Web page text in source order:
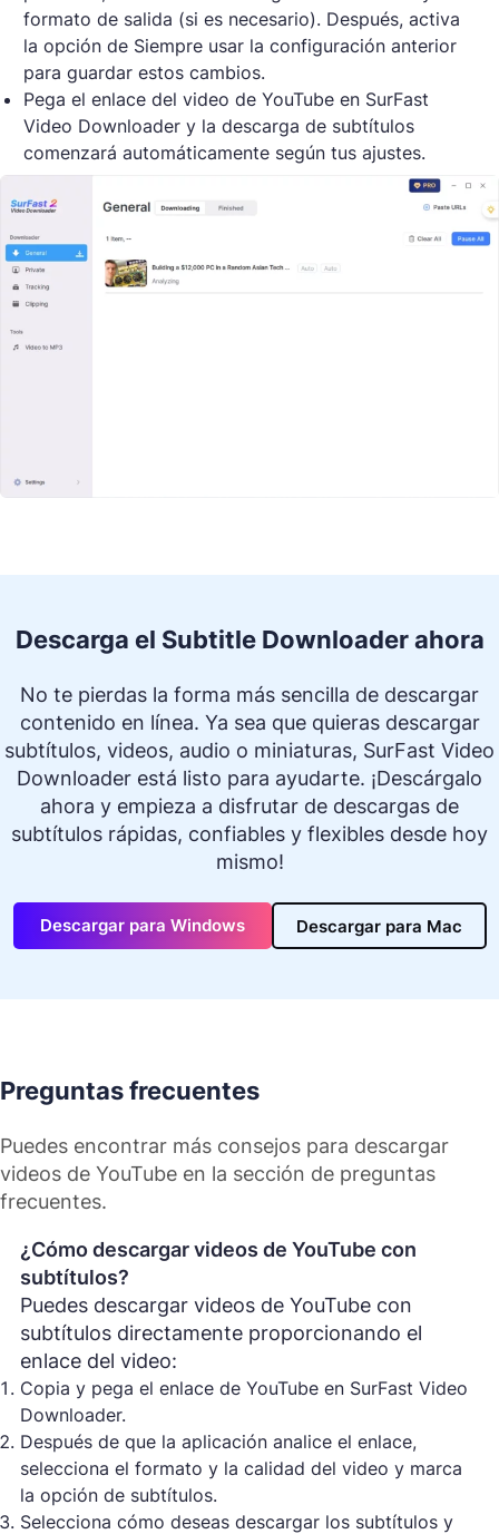
formato de salida (si es necesario). Después, activa
la opción de Siempre usar la configuración anterior
para guardar estos cambios.
Pega el enlace del video de YouTube en SurFast
Video Downloader y la descarga de subtítulos
comenzará automáticamente según tus ajustes.
Descarga el Subtitle Downloader ahora
No te pierdas la forma más sencilla de descargar
contenido en línea. Ya sea que quieras descargar
subtítulos, videos, audio o miniaturas, SurFast Video
Downloader está listo para ayudarte. ¡Descárgalo
ahora y empieza a disfrutar de descargas de
subtítulos rápidas, confiables y flexibles desde hoy
mismo!
Descargar para Windows Descargar para Mac
Preguntas frecuentes
Puedes encontrar más consejos para descargar
videos de YouTube en la sección de preguntas
frecuentes.
¿Cómo descargar videos de YouTube con
subtítulos?
Puedes descargar videos de YouTube con
subtítulos directamente proporcionando el
enlace del video:
Copia y pega el enlace de YouTube en SurFast Video
Downloader.
Después de que la aplicación analice el enlace,
selecciona el formato y la calidad del video y marca
la opción de subtítulos.
Selecciona cómo deseas descargar los subtítulos y